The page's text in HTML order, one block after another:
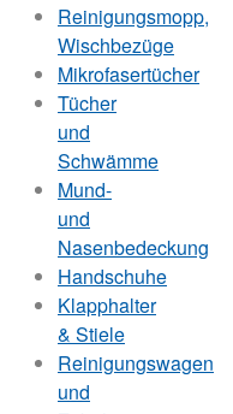
Reinigungsmopp,
Wischbezüge
Mikrofasertücher
Tücher
und
Schwämme
Mund-
und
Nasenbedeckung
Handschuhe
Klapphalter
& Stiele
Reinigungswagen
und